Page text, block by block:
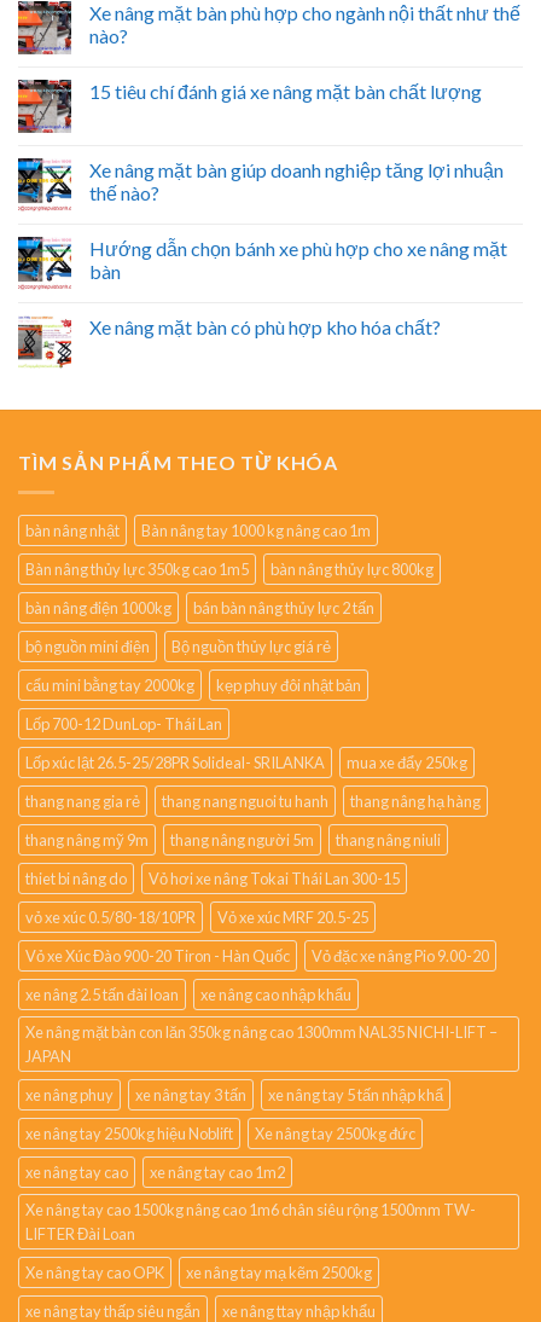
Xe nâng mặt bàn phù hợp cho ngành nội thất như thế
nào?
15 tiêu chí đánh giá xe nâng mặt bàn chất lượng
Xe nâng mặt bàn giúp doanh nghiệp tăng lợi nhuận
thế nào?
Hướng dẫn chọn bánh xe phù hợp cho xe nâng mặt
bàn
Xe nâng mặt bàn có phù hợp kho hóa chất?
TÌM SẢN PHẨM THEO TỪ KHÓA
bàn nâng nhật
Bàn nâng tay 1000 kg nâng cao 1m
Bàn nâng thủy lực 350kg cao 1m5
bàn nâng thủy lực 800kg
bàn nâng điện 1000kg
bán bàn nâng thủy lực 2 tấn
bộ nguồn mini điện
Bộ nguồn thủy lực giá rẻ
cẩu mini bằng tay 2000kg
kẹp phuy đôi nhật bản
Lốp 700-12 DunLop- Thái Lan
Lốp xúc lật 26.5-25/28PR Solideal- SRILANKA
mua xe đẩy 250kg
thang nang gia rẻ
thang nang nguoi tu hanh
thang nâng hạ hàng
thang nâng mỹ 9m
thang nâng người 5m
thang nâng niuli
thiet bi nâng do
Vỏ hơi xe nâng Tokai Thái Lan 300-15
vỏ xe xúc 0.5/80-18/10PR
Vỏ xe xúc MRF 20.5-25
Vỏ xe Xúc Đào 900-20 Tiron - Hàn Quốc
Vỏ đặc xe nâng Pio 9.00-20
xe nâng 2.5 tấn đài loan
xe nâng cao nhập khẩu
Xe nâng mặt bàn con lăn 350kg nâng cao 1300mm NAL35 NICHI-LIFT –
JAPAN
xe nâng phuy
xe nâng tay 3 tấn
xe nâng tay 5 tấn nhập khẩ
xe nâng tay 2500kg hiệu Noblift
Xe nâng tay 2500kg đức
xe nâng tay cao
xe nâng tay cao 1m2
Xe nâng tay cao 1500kg nâng cao 1m6 chân siêu rộng 1500mm TW-
LIFTER Đài Loan
Xe nâng tay cao OPK
xe nâng tay mạ kẽm 2500kg
xe nâng tay thấp siêu ngắn
xe nâng ttay nhập khẩu